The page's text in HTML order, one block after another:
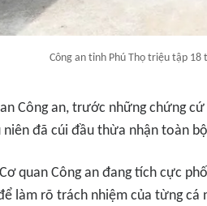
Công an tỉnh Phú Thọ triệu tập
Công an, trước những chứng
niên đã cúi đầu thừa nhận toàn
quan Công an đang tích cực
làm rõ trách nhiệm của từng